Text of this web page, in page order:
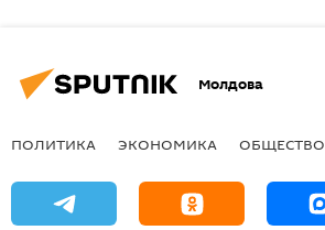
Молдова
ПОЛИТИКА ЭКОНОМИКА ОБЩЕСТВО